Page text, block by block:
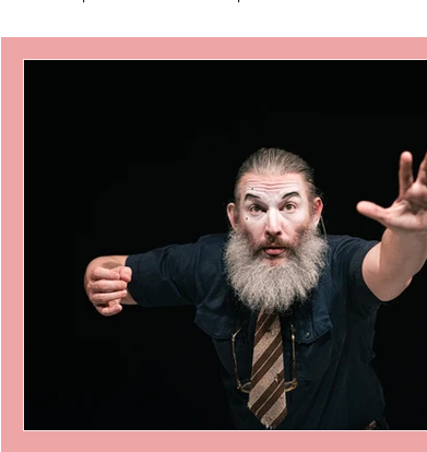
ZoneCulture 2020-
ZoneCulture 2022-2023 ZoneCulture 2023-
critique théâtre Rhinocéros ZoneCulture